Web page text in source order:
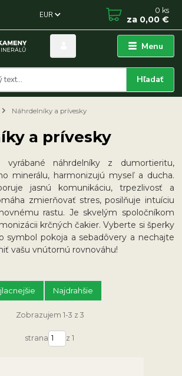
Menu
EUR
Hľadať
0 ks
za 0,00 €
Náhrdelníky a prívesky
a prívesky
vyrábané náhrdelníky z dumortieritu,
minerálu, harmonizujú myseľ a ducha.
jasnú komunikáciu, trpezlivosť a
zmierňovať stres, posilňuje intuíciu
rastu. Je skvelým spoločníkom
krčných čakier. Vyberte si šperky
symbol pokoja a sebadôvery a nechajte
vašu vnútornú rovnováhu!
Najdrahšie
Zobrazujem 1-3 z 3
strana z 1